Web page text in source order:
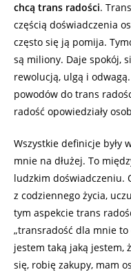
chcą trans radości.
częścią doświadczenia
często się ją pomija.
są miliony. Daje spokój,
rewolucją, ulgą i
powodów do trans
radość opowiedziały
Wszystkie definicje były
mnie na dłużej. To
ludzkim doświadczeniu.
z codziennego życia,
tym aspekcie trans
„transradość dla mnie
jestem taką jaką jestem,
się, robię zakupy, mam